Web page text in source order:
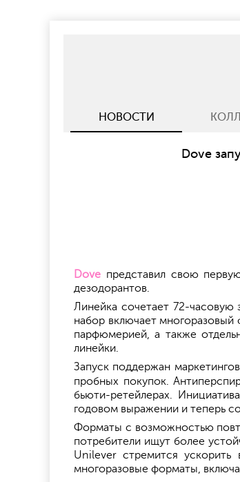
НОВОСТИ
Dove
Dove представил свою
дезодорантов.
Линейка сочетает 72-
набор включает
парфюмерией, а также
линейки.
Запуск поддержан
пробных покупок.
бьюти-ретейлерах.
годовом выражении и теперь
Форматы с возможностью
потребители ищут более
Unilever стремится ускорить
многоразовые форматы,